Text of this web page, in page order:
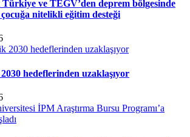
ve TEGV’den deprem bölgesinde
çocuğa nitelikli eğitim desteği
hedeflerinden uzaklaşıyor